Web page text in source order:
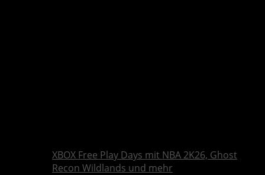
XBOX Free Play Days mit NBA 2K26, Ghost
Recon Wildlands und mehr